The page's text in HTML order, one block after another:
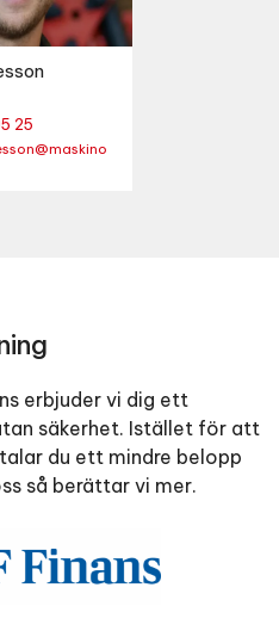
25
erbjuder vi dig ett
säkerhet. Istället för att
du ett mindre belopp
så berättar vi mer.